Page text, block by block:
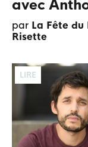
avec
par La Fête
Risette
LIRE